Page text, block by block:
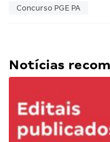
Concurso PGE PA
Notícias